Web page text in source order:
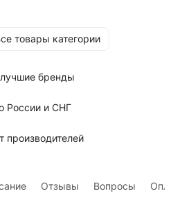
товары категории
бренды
России и СНГ
производителей
Отзывы Вопросы